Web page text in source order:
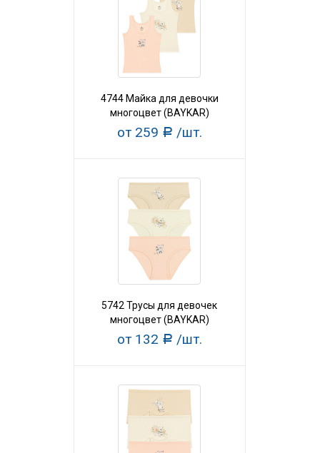
4744 Майка для девочки
многоцвет (BAYKAR)
от 259 Р /шт.
5742 Трусы для девочек
многоцвет (BAYKAR)
от 132 Р /шт.